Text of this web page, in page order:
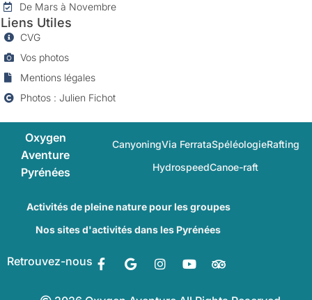
Liens Utiles
CVG
Vos photos
Mentions légales
Photos : Julien Fichot
De Mars à Novembre
Oxygen
Aventure
Pyrénées
CanyoningVia FerrataSpéléologieRafting
HydrospeedCanoe-raft
Activités de pleine nature pour les groupes
Nos sites d'activités dans les Pyrénées
Retrouvez-nous
Facebook-
f
GoogleInstagram
YoutubeTripadvisor